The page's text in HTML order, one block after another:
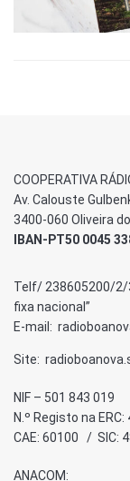
COOPERATIVA
Av. Calouste
3400-060 Oliveira
IBAN-PT50 0045
Telf/ 238605200/2/
fixa nacional”
E-mail:
Site:
NIF – 501 843 019
N.º Registo na ERC:
CAE: 60100 / SIC:
ANACOM: